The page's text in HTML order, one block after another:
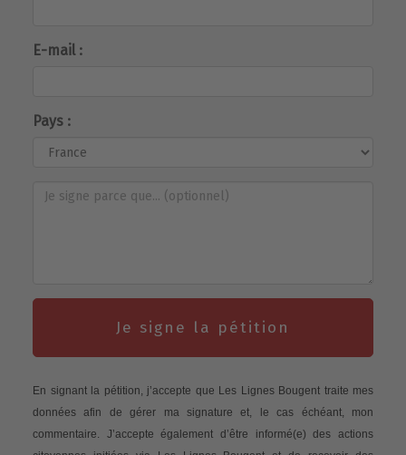
E-mail :
Pays :
Je signe la pétition
En signant la pétition, j’accepte que Les Lignes Bougent traite mes
données afin de gérer ma signature et, le cas échéant, mon
commentaire. J’accepte également d’être informé(e) des actions